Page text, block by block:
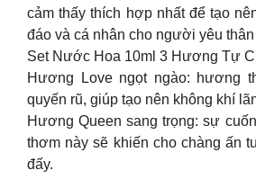
cảm thấy thích hợp nhất để tạo
đáo và cá nhân cho người yêu
Set Nước Hoa 10ml 3 Hương Tự
Hương Love ngọt ngào: hương
quyến rũ, giúp tạo nên không khí
Hương Queen sang trọng: sự
thơm này sẽ khiến cho chàng ấn
đấy.